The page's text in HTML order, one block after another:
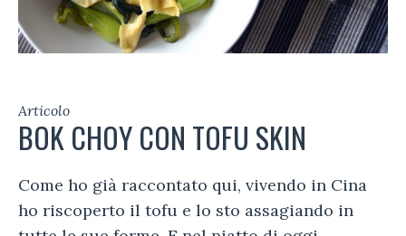
Articolo
BOK CHOY CON TOFU SKIN
Come ho già raccontato qui, vivendo in Cina
ho riscoperto il tofu e lo sto assagiando in